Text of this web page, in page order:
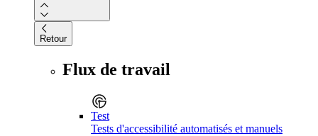
Retour
Flux de travail
Test
Tests d'accessibilité automatisés et manuels